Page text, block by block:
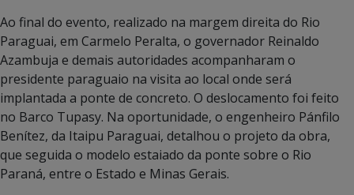
Ao final do evento, realizado na margem direita do Rio
Paraguai, em Carmelo Peralta, o governador Reinaldo
Azambuja e demais autoridades acompanharam o
presidente paraguaio na visita ao local onde será
implantada a ponte de concreto. O deslocamento foi feito
no Barco Tupasy. Na oportunidade, o engenheiro Pánfilo
Benítez, da Itaipu Paraguai, detalhou o projeto da obra,
que seguida o modelo estaiado da ponte sobre o Rio
Paraná, entre o Estado e Minas Gerais.